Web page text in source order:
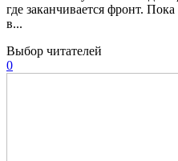
где заканчивается фронт.
в...
Выбор читателей
0